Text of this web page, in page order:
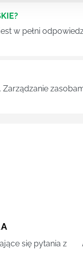
w pełni
się pytania z